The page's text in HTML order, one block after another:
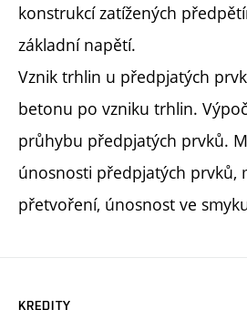
konstrukcí zatížených
základní napětí.
Vznik trhlin u předpjatých
betonu po vzniku trhlin.
průhybu předpjatých prvků.
únosnosti předpjatých prvků,
přetvoření, únosnost ve
KREDITY